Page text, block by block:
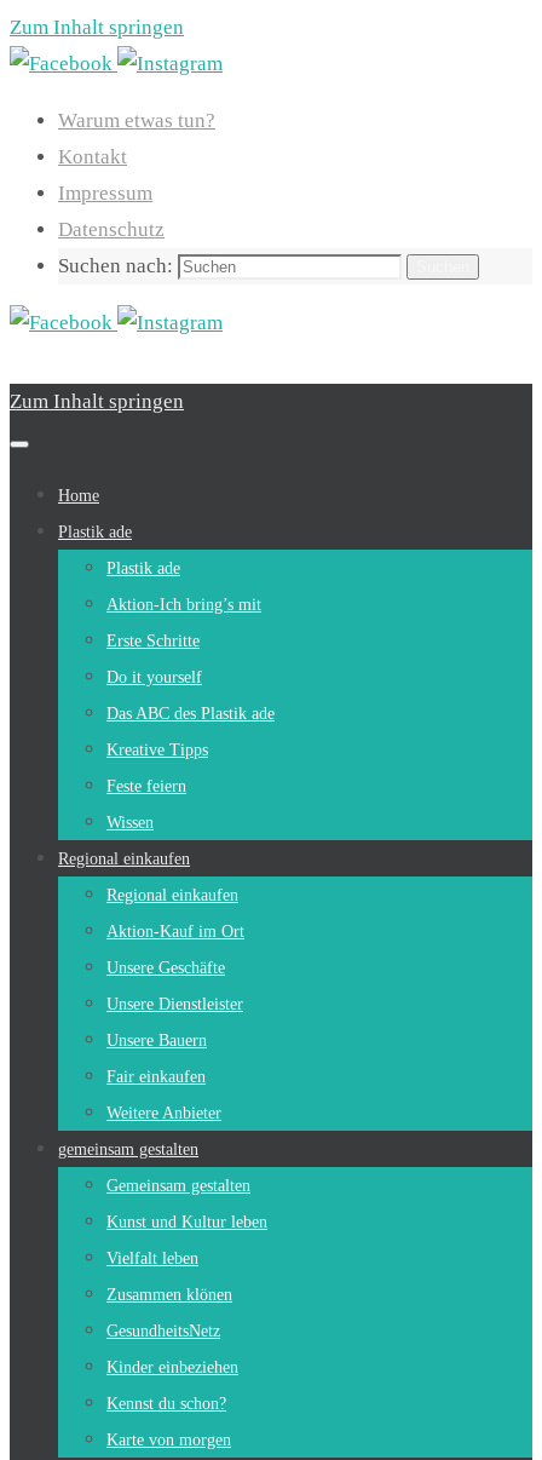
Zum Inhalt springen
Warum etwas tun?
Kontakt
Impressum
Datenschutz
Suchen nach:
Zum Inhalt springen
Home
Plastik ade
Plastik ade
Aktion-Ich bring’s mit
Erste Schritte
Do it yourself
Das ABC des Plastik ade
Kreative Tipps
Feste feiern
Wissen
Regional einkaufen
Regional einkaufen
Aktion-Kauf im Ort
Unsere Geschäfte
Unsere Dienstleister
Unsere Bauern
Fair einkaufen
Weitere Anbieter
gemeinsam gestalten
Gemeinsam gestalten
Kunst und Kultur leben
Vielfalt leben
Zusammen klönen
GesundheitsNetz
Kinder einbeziehen
Kennst du schon?
Karte von morgen